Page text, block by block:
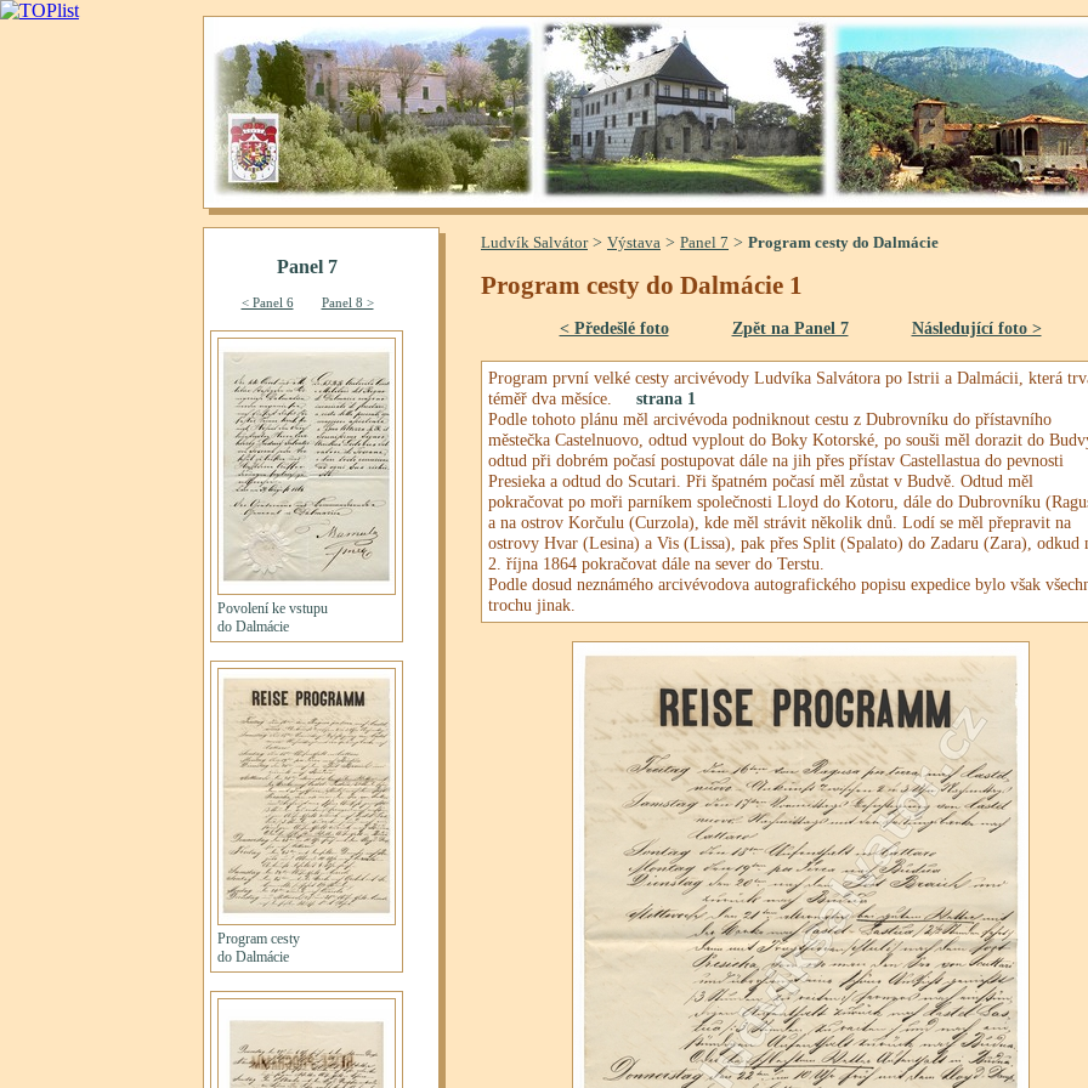
Ludvík Salvátor> Výstava > Panel 7 > Program cesty do Dalmácie
Program cesty do Dalmácie 1
< Předešlé foto Zpět na Panel 7 Následující foto >
Program první velké cesty arcivévody Ludvíka Salvátora po Istrii a Dalmácii, která
téměř dva měsíce. strana 1
Podle tohoto plánu měl arcivévoda podniknout cestu z Dubrovníku do přístavního
městečka Castelnuovo, odtud vyplout do Boky Kotorské, po souši měl dorazit do
odtud při dobrém počasí postupovat dále na jih přes přístav Castellastua do pevnosti
Presieka a odtud do Scutari. Při špatném počasí měl zůstat v Budvě. Odtud měl
pokračovat po moři parníkem společnosti Lloyd do Kotoru, dále do Dubrovníku
a na ostrov Korčulu (Curzola), kde měl strávit několik dnů. Lodí se měl přepravit na
ostrovy Hvar (Lesina) a Vis (Lissa), pak přes Split (Spalato) do Zadaru (Zara), odkud
2. října 1864 pokračovat dále na sever do Terstu.
Podle dosud neznámého arcivévodova autografického popisu expedice bylo však
trochu jinak.